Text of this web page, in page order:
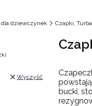
dla dziewczynek Czapki,
Wyczyść
bucki,